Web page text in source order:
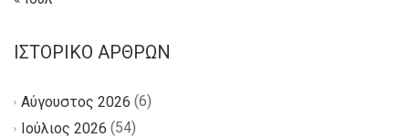
ΙΣΤΟΡΙΚΌ ΆΡΘΡΩΝ
Αύγουστος 2026 (6)
Ιούλιος 2026 (54)